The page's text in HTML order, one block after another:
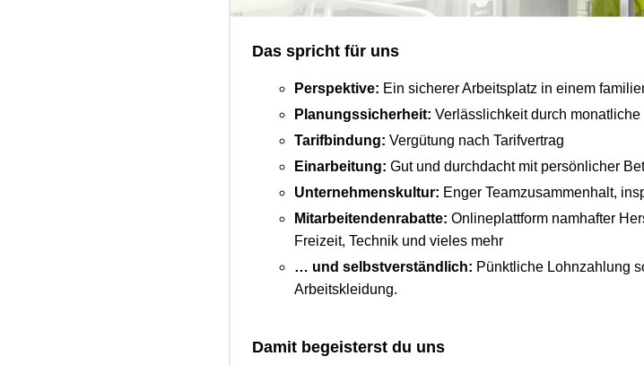
Das spricht für uns
Perspektive: Ein sicherer Arbeitsplatz in einem
Planungssicherheit: Verlässlichkeit durch
Tarifbindung: Vergütung nach Tarifvertrag
Einarbeitung: Gut und durchdacht mit persönlicher
Unternehmenskultur: Enger Teamzusammenhalt,
Mitarbeitendenrabatte: Onlineplattform namhafter
Freizeit, Technik und vieles mehr
… und selbstverständlich: Pünktliche Lohnzahlung
Arbeitskleidung.
Damit begeisterst du uns